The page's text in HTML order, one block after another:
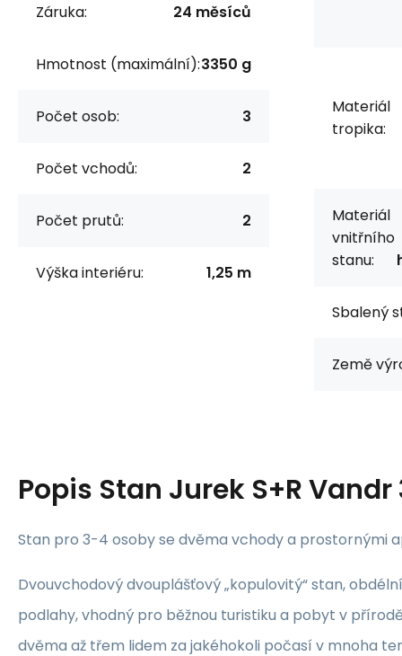
Záruka: 24 měsíců
Hmotnost (maximální):3350 g
Počet osob: 3
Počet vchodů: 2
Počet prutů: 2
Výška interiéru: 1,25 m
Materiál
tropika:
Materiál
vnitřního
stanu:
Sbalený
Země
Popis Stan Jurek S+R Vandr
Stan pro 3-4 osoby se dvěma vchody a prostornými
Dvouvchodový dvouplášťový „kopulovitý“ stan,
podlahy, vhodný pro běžnou turistiku a pobyt v
dvěma až třem lidem za jakéhokoli počasí v mnoha